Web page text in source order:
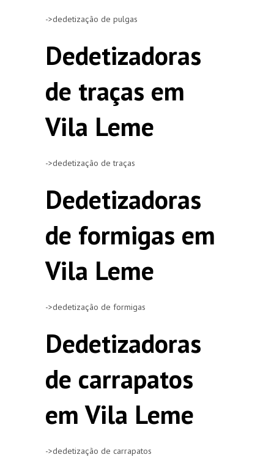
->dedetização de pulgas
Dedetizadoras
de traças em
Vila Leme
->dedetização de traças
Dedetizadoras
de formigas em
Vila Leme
->dedetização de formigas
Dedetizadoras
de carrapatos
em Vila Leme
->dedetização de carrapatos